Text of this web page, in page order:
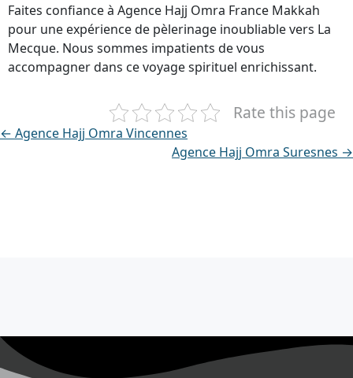
Faites confiance à Agence Hajj Omra France Makkah
pour une expérience de pèlerinage inoubliable vers La
Mecque. Nous sommes impatients de vous
accompagner dans ce voyage spirituel enrichissant.
Rate this page
← Agence Hajj Omra Vincennes
Agence Hajj Omra Suresnes →